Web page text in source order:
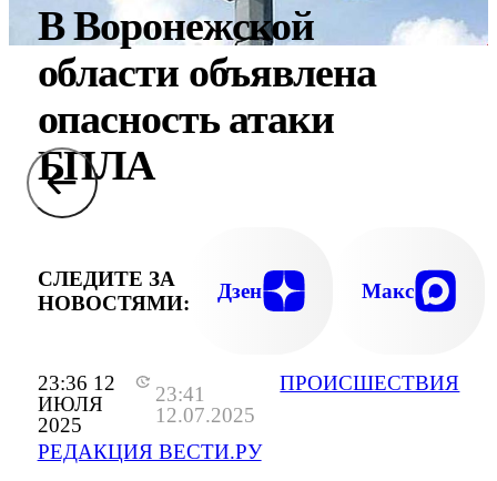
23:36 12
ИЮЛЯ
2025
23:41
12.07.2025
РЕДАКЦИЯ ВЕСТИ.РУ
ПРОИСШЕСТВИЯ
В Воронежской
области объявлена
опасность атаки
БПЛА
СЛЕДИТЕ ЗА
НОВОСТЯМИ:
Дзен Макс